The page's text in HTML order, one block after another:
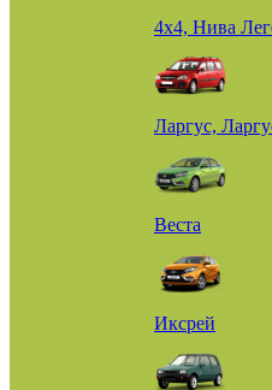
4х4, Нива
Ларгус,
Веста
Иксрей